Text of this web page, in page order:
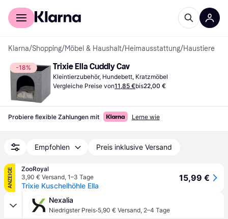
Für Shopper
Klarna/Shopping/Möbel & Haushalt/Heimausstattung/Haustiere
-18% Trixie Ella Cuddly Cav
Kleintierzubehör, Hundebett, Kratzmöbel
Vergleiche Preise von11,85 €bis22,00 €
Probiere flexible Zahlungen mit Lerne wie
Empfohlen Preis inklusive Versand
ANZEIGE
ZooRoyal
3,90 € Versand, 1–3 Tage
Trixie Kuschelhöhle Ella
15,99 €
Nexalia
Niedrigster Preis·5,90 € Versand, 2–4 Tage